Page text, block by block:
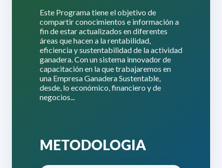
Este Programa tiene el objetivo de
compartir conocimientos e información a
fin de estar actualizados en diferentes
áreas que hacen a la rentabilidad,
eficiencia y sustentabilidad de la actividad
ganadera. Con un sistema innovador de
capacitación en la que trabajaremos en
una Empresa Ganadera Sustentable,
desde, lo económico, financiero y de
negocios...
METODOLOGIA